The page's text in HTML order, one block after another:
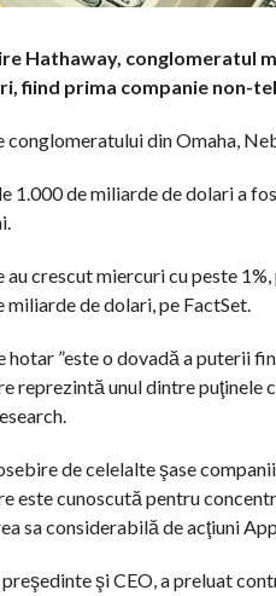
Hathaway, conglomeratul
fiind prima companie non-
conglomeratului din Omaha,
1.000 de miliarde de dolari a
au crescut miercuri cu peste
miliarde de dolari, pe FactSet.
hotar ”este o dovadă a puterii
reprezintă unul dintre puţinele
de celelalte şase
este cunoscută pentru
sa considerabilă de acţiuni
şi CEO, a preluat